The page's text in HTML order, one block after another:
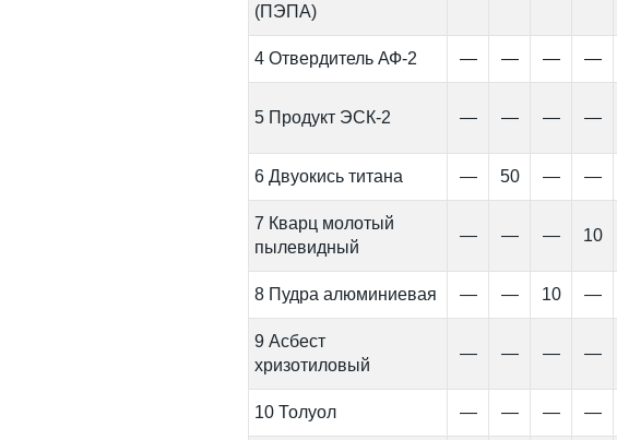
(ПЭПА)
4 Отвердитель АФ-2 — — — —
5 Продукт ЭСК-2 — — — —
6 Двуокись титана — 50 — —
7 Кварц молотый
пылевидный
— — — 10
8 Пудра алюминиевая — — 10 —
9 Асбест
хризотиловый
— — — —
10 Толуол — — — —